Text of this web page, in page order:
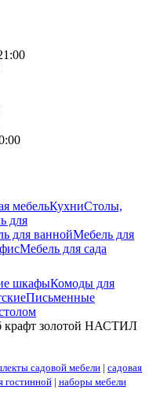
мебельКухниСтолы,
для
для ваннойМебель для
Мебель для сада
шкафыКомоды для
Письменные
золотой НАСТИЛ
садовой мебели | садовая
гостинной| наборы мебели